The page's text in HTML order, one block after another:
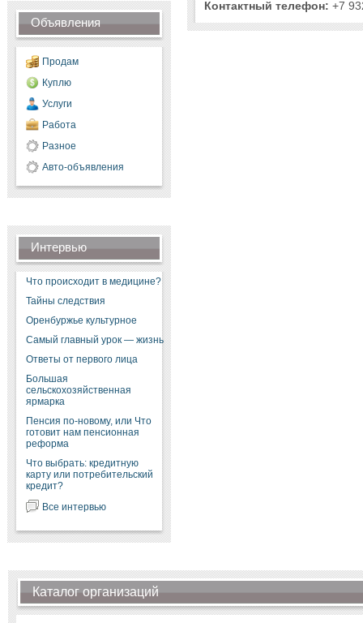
Объявления
Продам
Куплю
Услуги
Работа
Разное
Авто-объявления
Интервью
Что происходит в медицине?
Тайны следствия
Оренбуржье культурное
Самый главный урок — жизнь
Ответы от первого лица
Большая
сельскохозяйственная
ярмарка
Пенсия по-новому, или Что
готовит нам пенсионная
реформа
Что выбрать: кредитную
карту или потребительский
кредит?
Все интервью
Контактный телефон: +7
Каталог организаций